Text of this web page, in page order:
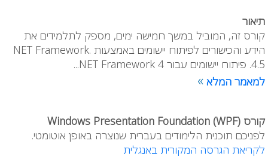
תיאור
קורס זה, המוביל במשך חמישה ימים, מספק לתלמידים את
הידע והכישורים לפיתוח יישומים באמצעות .NET Framework
4.5. פיתוח יישומים עבור NET Framework 4...
למאמר המלא »
קורס Windows Presentation Foundation (WPF)
לפניכם תוכנית הלימודים בעברית שנוצרה באופן אוטומטי.
לקריאת הגרסה המקורית באנגלית